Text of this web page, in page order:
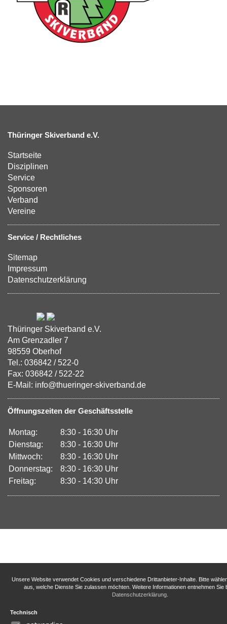
Thüringer Skiverband e.V.
Startseite
Disziplinen
Service
Sponsoren
Verband
Vereine
Service / Rechtliches
Sitemap
Impressum
Datenschutzerklärung
Thüringer Skiverband e.V.
Am Grenzadler 7
98559 Oberhof
Tel.: 036842 / 522-0
Fax: 036842 / 522-22
E-Mail: info@thueringer-skiverband.de
Öffnungszeiten der Geschäftsstelle
Montag:
8:30 - 16:30 Uhr
Dienstag:
8:30 - 16:30 Uhr
Mittwoch:
8:30 - 16:30 Uhr
Donnerstag:
8:30 - 16:30 Uhr
Freitag:
8:30 - 14:30 Uhr
Unsere Website verwendet Cookies und verschiedene Drittanbieter-Inhalte. Bitte
aus, welche Dienste Sie zulassen möchten. Weitere Informationen entnehmen Sie
Datenschutzerklärung.
Technisch